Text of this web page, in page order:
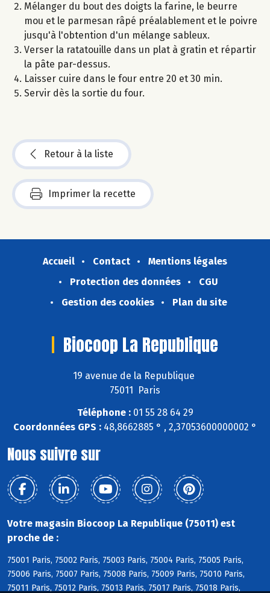
Mélanger du bout des doigts la farine, le beurre
mou et le parmesan râpé préalablement et le poivre
jusqu'à l'obtention d'un mélange sableux.
Verser la ratatouille dans un plat à gratin et répartir
la pâte par-dessus.
Laisser cuire dans le four entre 20 et 30 min.
Servir dès la sortie du four.
Retour à la liste
Imprimer la recette
Accueil Contact
Mentions légales
Protection des données
CGU
Gestion des cookies
Plan du site
Biocoop La Republique
19 avenue de la Republique
75011 Paris
Téléphone :01 55 28 64 29
Coordonnées GPS : 48,8662885 ° , 2,37053600000002 °
Nous suivre sur
Votre magasin Biocoop La Republique (75011) est
proche de :
75001 Paris, 75002 Paris, 75003 Paris, 75004 Paris, 75005 Paris,
75006 Paris, 75007 Paris, 75008 Paris, 75009 Paris, 75010 Paris,
75011 Paris, 75012 Paris, 75013 Paris, 75017 Paris, 75018 Paris,